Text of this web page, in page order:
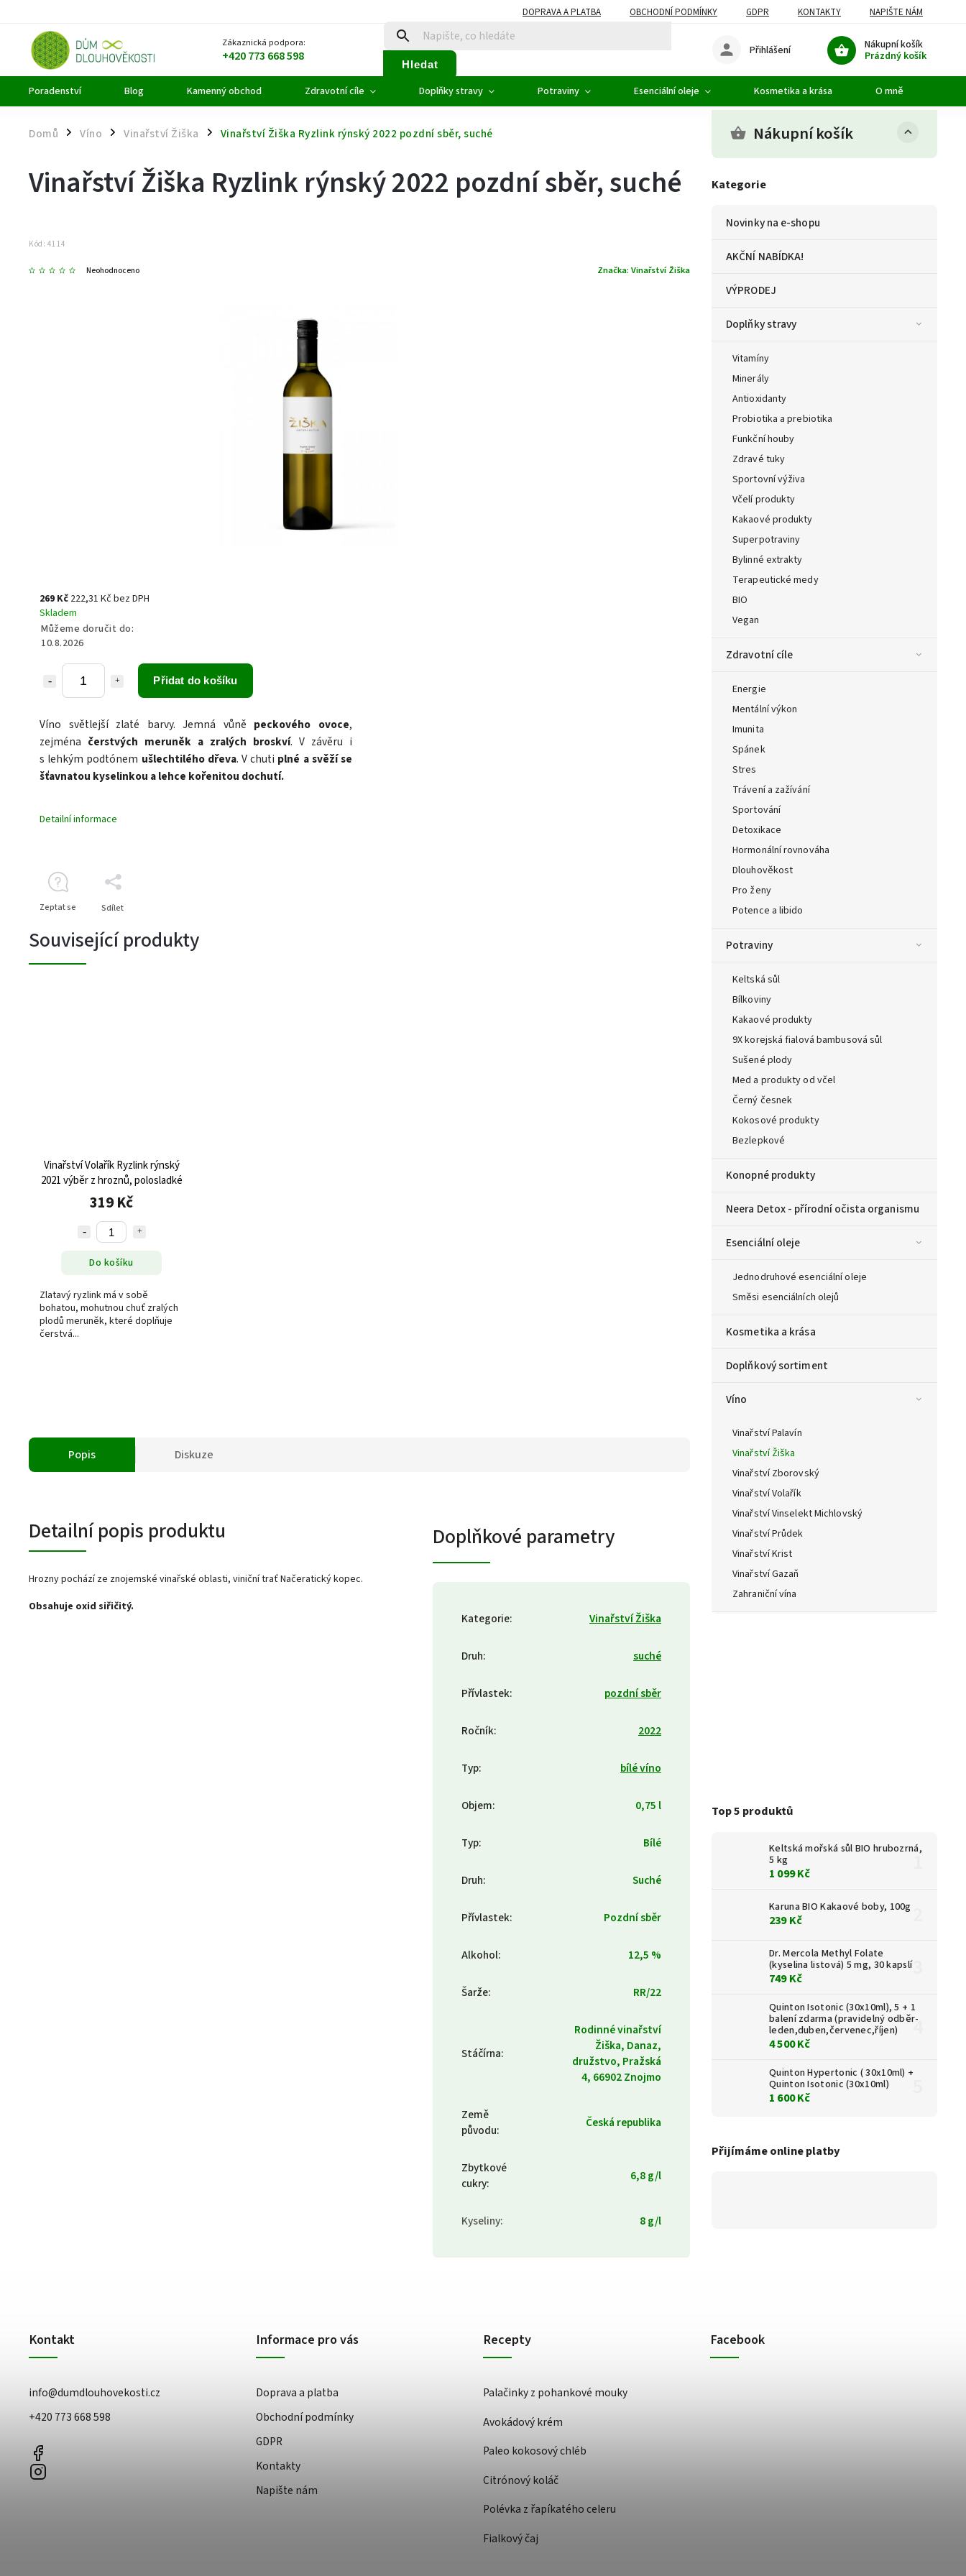
DOPRAVA A PLATBA OBCHODNÍ PODMÍNKY GDPR KONTAKTY NAPIŠTE NÁM
Zákaznická podpora:
+420 773 668 598 Hledat
Nákupní košík
Prázdný košík
Přihlášení
Poradenství Blog Kamenný obchod Zdravotní cíle Doplňky stravy Potraviny Esenciální oleje Kosmetika a krása O mně
Domů / Víno / Vinařství Žiška / Vinařství Žiška Ryzlink rýnský 2022 pozdní sběr, suché Nákupní košík
Kategorie
Novinky na e-shopu
AKČNÍ NABÍDKA!
VÝPRODEJ
Doplňky stravy
Vitamíny
Minerály
Antioxidanty
Probiotika a prebiotika
Funkční houby
Zdravé tuky
Sportovní výživa
Včelí produkty
Kakaové produkty
Superpotraviny
Bylinné extrakty
Terapeutické medy
BIO
Vegan
Zdravotní cíle
Energie
Mentální výkon
Imunita
Spánek
Stres
Trávení a zažívání
Sportování
Detoxikace
Hormonální rovnováha
Dlouhověkost
Pro ženy
Potence a libido
Potraviny
Keltská sůl
Bílkoviny
Kakaové produkty
9X korejská fialová bambusová sůl
Sušené plody
Med a produkty od včel
Černý česnek
Kokosové produkty
Bezlepkové
Konopné produkty
Neera Detox - přírodní očista organismu
Esenciální oleje
Jednodruhové esenciální oleje
Směsi esenciálních olejů
Kosmetika a krása
Doplňkový sortiment
Víno
Vinařství Palavín
Vinařství Žiška
Vinařství Zborovský
Vinařství Volařík
Vinařství Vinselekt Michlovský
Vinařství Průdek
Vinařství Krist
Vinařství Gazaň
Zahraniční vína
Top 5 produktů
Keltská mořská sůl BIO hrubozrná,
5 kg
1 099 Kč
Karuna BIO Kakaové boby, 100g
239 Kč
Dr. Mercola Methyl Folate
(kyselina listová) 5 mg, 30 kapslí
749 Kč
Quinton Isotonic (30x10ml), 5 + 1
balení zdarma (pravidelný odběr-
leden,duben,červenec,říjen)
4 500 Kč
Quinton Hypertonic ( 30x10ml) +
Quinton Isotonic (30x10ml)
1 600 Kč
Přijímáme online platby
Vinařství Žiška Ryzlink rýnský 2022 pozdní sběr, suché
Kód: 4114
Neohodnoceno Značka: Vinařství Žiška
269 Kč 222,31 Kč bez DPH
Skladem
Můžeme doručit do:
10.8.2026
Přidat do košíku
Víno světlejší zlaté barvy. Jemná vůně peckového ovoce,
zejména čerstvých meruněk a zralých broskví. V závěru i
s lehkým podtónem ušlechtilého dřeva. V chuti plné a svěží se
šťavnatou kyselinkou a lehce kořenitou dochutí.
Detailní informace
Zeptat se Sdílet
Související produkty
Vinařství Volařík Ryzlink rýnský
2021 výběr z hroznů, polosladké
319 Kč
Do košíku
Zlatavý ryzlink má v sobě
bohatou, mohutnou chuť zralých
plodů meruněk, které doplňuje
čerstvá...
Popis Diskuze
Detailní popis produktu
Hrozny pochází ze znojemské vinařské oblasti, viniční trať Načeratický kopec.
Obsahuje oxid siřičitý.
Doplňkové parametry
Kategorie: Vinařství Žiška
Druh: suché
Přívlastek: pozdní sběr
Ročník: 2022
Typ: bílé víno
Objem: 0,75 l
Typ: Bílé
Druh: Suché
Přívlastek: Pozdní sběr
Alkohol: 12,5 %
Šarže: RR/22
Stáčírna:
Rodinné vinařství
Žiška, Danaz,
družstvo, Pražská
4, 66902 Znojmo
Země
původu: Česká republika
Zbytkové
cukry: 6,8 g/l
Kyseliny: 8 g/l
Kontakt
info@dumdlouhovekosti.cz
+420 773 668 598
Informace pro vás
Doprava a platba
Obchodní podmínky
GDPR
Kontakty
Napište nám
Recepty
Palačinky z pohankové mouky
Avokádový krém
Paleo kokosový chléb
Citrónový koláč
Polévka z řapíkatého celeru
Fialkový čaj
Facebook